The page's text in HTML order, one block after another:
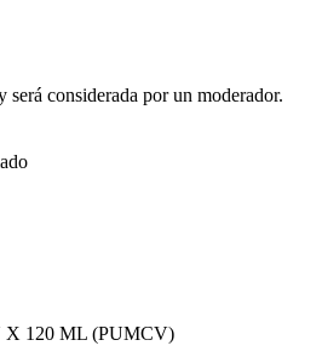
será considerada por un moderador.